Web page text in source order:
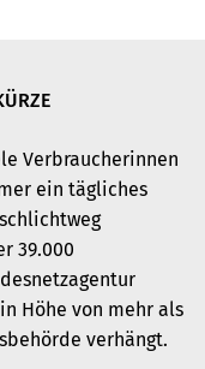
Verbraucherinnen
ein tägliches
39.000
Höhe von mehr als
verhängt.